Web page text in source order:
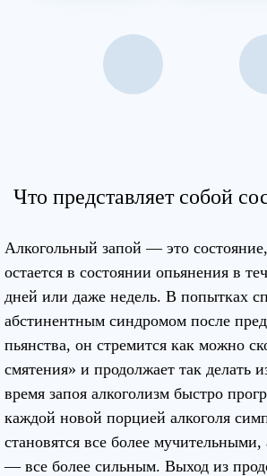
Что представляет собой
Алкогольный запой — это состояние,
остается в состоянии опьянения в
дней или даже недель. В попытках
абстинентным синдромом после
пьянства, он стремится как можно
смятения» и продолжает так делать
время запоя алкоголизм быстро
каждой новой порцией алкоголя
становятся все более
— все более сильным. Выход из